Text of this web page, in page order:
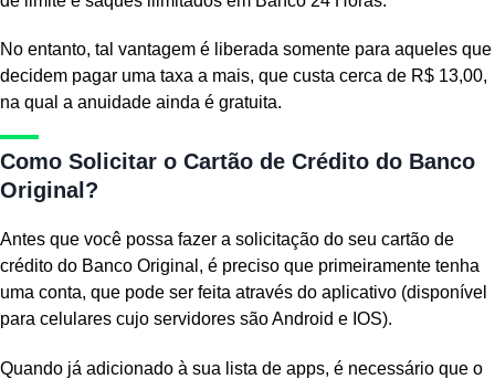
No entanto, tal vantagem é liberada somente para aqueles que
decidem pagar uma taxa a mais, que custa cerca de R$ 13,00,
na qual a anuidade ainda é gratuita.
Como Solicitar o Cartão de Crédito do Banco
Original?
Antes que você possa fazer a solicitação do seu cartão de
crédito do Banco Original, é preciso que primeiramente tenha
uma conta, que pode ser feita através do aplicativo (disponível
para celulares cujo servidores são Android e IOS).
Quando já adicionado à sua lista de apps, é necessário que o